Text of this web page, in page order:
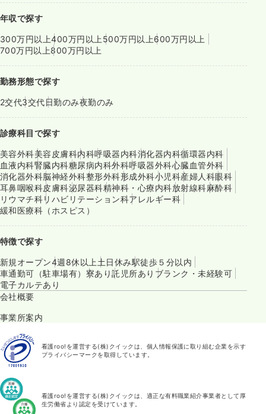
年収で探す
300万円以上400万円以上 500万円以上600万円以上
700万円以上800万円以上
勤務形態で探す
2交代3交代日勤のみ夜勤のみ
診療科目で探す
美容外科美容皮膚科内科呼吸器内科消化器内科循環器内科
血液内科腎臓内科糖尿病内科外科呼吸器外科心臓血管外科
消化器外科脳神経外科整形外科形成外科小児科産婦人科眼科
耳鼻咽喉科皮膚科泌尿器科精神科・心療内科放射線科麻酔科
リウマチ科リハビリテーション科アレルギー科
緩和医療科（ホスピス）
特徴で探す
新規オープン4週8休以上 土日休み駅徒歩５分以内
車通勤可（駐車場有） 寮あり託児所あり ブランク・未経験可
電子カルテあり
会社概要
事業所案内
看護roo!を運営する(株)クイックは、個人情報保護に取り組む企業を示す
プライバシーマークを取得しています。
看護roo!を運営する(株)クイックは、適正な有料職業紹介事業者として厚
生労働省より認定を受けています。